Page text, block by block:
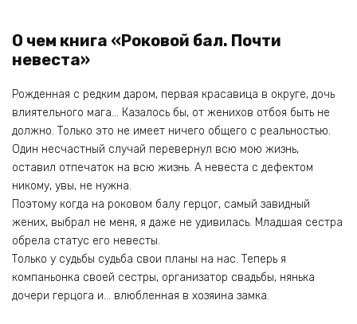
О чем книга «Роковой бал. Почти
невеста»
Рожденная с редким даром, первая красавица в округе, дочь
влиятельного мага… Казалось бы, от женихов отбоя быть не
должно. Только это не имеет ничего общего с реальностью.
Один несчастный случай перевернул всю мою жизнь,
оставил отпечаток на всю жизнь. А невеста с дефектом
никому, увы, не нужна.
Поэтому когда на роковом балу герцог, самый завидный
жених, выбрал не меня, я даже не удивилась. Младшая сестра
обрела статус его невесты.
Только у судьбы судьба свои планы на нас. Теперь я
компаньонка своей сестры, организатор свадьбы, нянька
дочери герцога и… влюбленная в хозяина замка.